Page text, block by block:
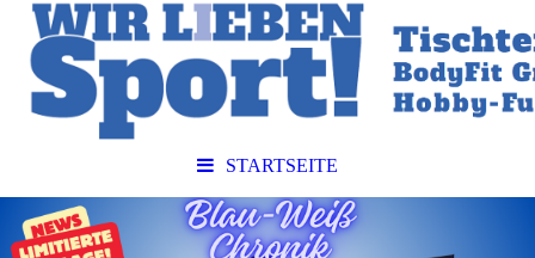
STARTSEITE